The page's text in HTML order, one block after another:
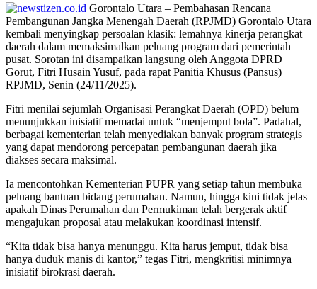
Gorontalo Utara – Pembahasan Rencana
Pembangunan Jangka Menengah Daerah (RPJMD) Gorontalo Utara
kembali menyingkap persoalan klasik: lemahnya kinerja perangkat
daerah dalam memaksimalkan peluang program dari pemerintah
pusat. Sorotan ini disampaikan langsung oleh Anggota DPRD
Gorut, Fitri Husain Yusuf, pada rapat Panitia Khusus (Pansus)
RPJMD, Senin (24/11/2025).
Fitri menilai sejumlah Organisasi Perangkat Daerah (OPD) belum
menunjukkan inisiatif memadai untuk “menjemput bola”. Padahal,
berbagai kementerian telah menyediakan banyak program strategis
yang dapat mendorong percepatan pembangunan daerah jika
diakses secara maksimal.
Ia mencontohkan Kementerian PUPR yang setiap tahun membuka
peluang bantuan bidang perumahan. Namun, hingga kini tidak jelas
apakah Dinas Perumahan dan Permukiman telah bergerak aktif
mengajukan proposal atau melakukan koordinasi intensif.
“Kita tidak bisa hanya menunggu. Kita harus jemput, tidak bisa
hanya duduk manis di kantor,” tegas Fitri, mengkritisi minimnya
inisiatif birokrasi daerah.